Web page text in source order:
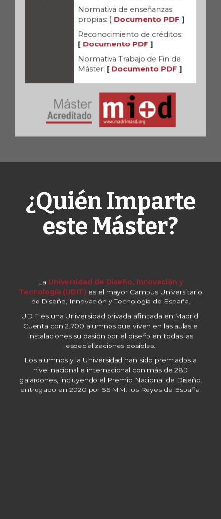
Normativa de enseñanzas
propias: [ Documento PDF]
Reconocimiento de créditos:
[ Documento PDF]
Normativa Trabajo de Fin de
Máster: [ Documento PDF]
¿Quién Imparte
este Máster?
La Universidad de Diseño, Innovación y
Tecnología (UDIT) es el mayor Campus Universitario
de Diseño, Innovación y Tecnología de España.
UDIT es una Universidad privada afincada en Madrid.
Cuenta con 2.700 alumnos que viven en las aulas e
instalaciones su pasión por el diseño en todas las
especializaciones posibles.
Los alumnos y la Universidad han sido premiados a
nivel nacional e internacional con más de 280
galardones, incluyendo el Premio Nacional de Diseño,
entregado en 2020 por SS.MM. los Reyes de España.